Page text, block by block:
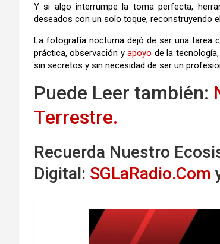
Y si algo interrumpe la toma perfecta,
deseados con un solo toque, reconstruyendo
La fotografía nocturna dejó de ser una tarea
práctica, observación yapoyo de la
sin secretos y sin necesidad de ser un
Puede Leer también:
Terrestre.
Recuerda Nuestro
Digital: SGLaRadio.Com